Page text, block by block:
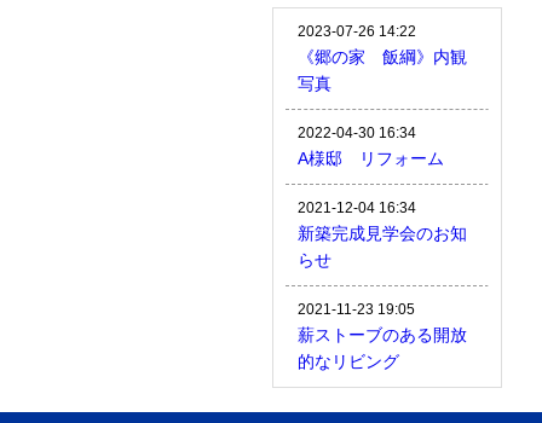
2023-07-26 14:22
《郷の家 飯綱》内観
写真
2022-04-30 16:34
A様邸 リフォーム
2021-12-04 16:34
新築完成見学会のお知
らせ
2021-11-23 19:05
薪ストーブのある開放
的なリビング